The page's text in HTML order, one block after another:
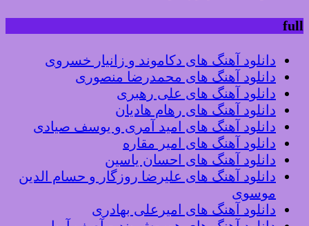
full
دانلود آهنگ های دکاموند و زانیار خسروی
دانلود آهنگ های محمدرضا منصوری
دانلود آهنگ های علی رهبری
دانلود آهنگ های رهام هادیان
دانلود آهنگ های امید آمری و یوسف صیادی
دانلود آهنگ های امیر مقاره
دانلود آهنگ های احسان یاسین
دانلود آهنگ های علیرضا روزگار و حسام الدین
موسوی
دانلود آهنگ های امیرعلی بهادری